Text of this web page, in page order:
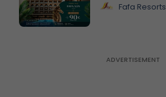
Fafa Resorts